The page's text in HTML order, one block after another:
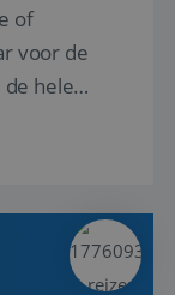
of
voor de
de hele
in de
te